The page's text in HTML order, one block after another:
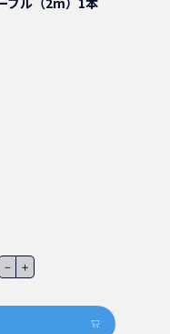
－ ＋